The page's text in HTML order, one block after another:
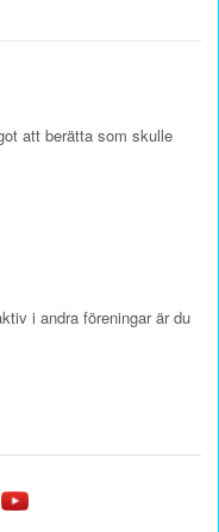
att berätta som skulle
i andra föreningar är du